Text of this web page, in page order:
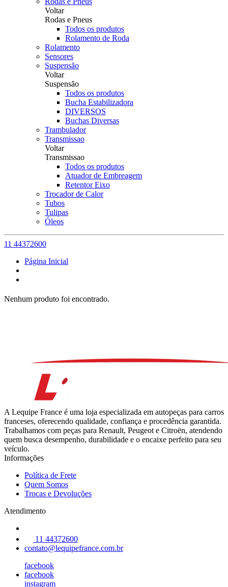
Voltar
Rodas e Pneus
Todos os produtos
Rolamento de Roda
Rolamento
Sensores
Suspensão
Voltar
Suspensão
Todos os produtos
Bucha Estabilizadora
DIVERSOS
Buchas Diversas
Trambulador
Transmissao
Voltar
Transmissao
Todos os produtos
Atuador de Embreagem
Retentor Eixo
Trocador de Calor
Tubos
Tulipas
Óleos
11 44372600
Página Inicial
Nenhum produto foi encontrado.
A Lequipe France é uma loja especializada em autopeças para carros
franceses, oferecendo qualidade, confiança e procedência garantida.
Trabalhamos com peças para Renault, Peugeot e Citroën, atendendo
quem busca desempenho, durabilidade e o encaixe perfeito para seu
veículo.
Informações
Política de Frete
Quem Somos
Trocas e Devoluções
Atendimento
11 44372600
contato@lequipefrance.com.br
facebook
facebook
instagram